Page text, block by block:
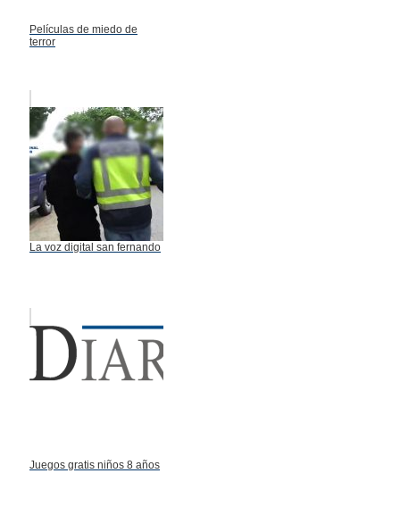
Películas de miedo de
terror
La voz digital san fernando
Juegos gratis niños 8 años